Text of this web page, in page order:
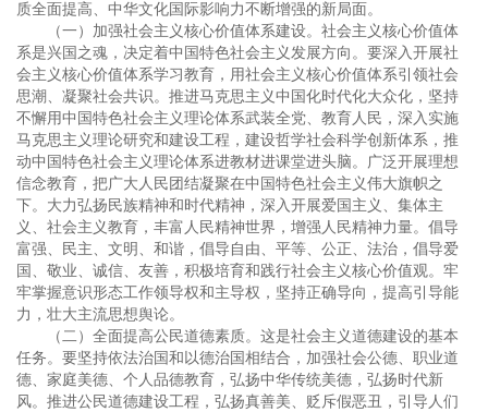
质全面提高、中华文化国际影响力不断增强的新局面。
（一）加强社会主义核心价值体系建设。社会主义核心价值体
系是兴国之魂，决定着中国特色社会主义发展方向。要深入开展社
会主义核心价值体系学习教育，用社会主义核心价值体系引领社会
思潮、凝聚社会共识。推进马克思主义中国化时代化大众化，坚持
不懈用中国特色社会主义理论体系武装全党、教育人民，深入实施
马克思主义理论研究和建设工程，建设哲学社会科学创新体系，推
动中国特色社会主义理论体系进教材进课堂进头脑。广泛开展理想
信念教育，把广大人民团结凝聚在中国特色社会主义伟大旗帜之
下。大力弘扬民族精神和时代精神，深入开展爱国主义、集体主
义、社会主义教育，丰富人民精神世界，增强人民精神力量。倡导
富强、民主、文明、和谐，倡导自由、平等、公正、法治，倡导爱
国、敬业、诚信、友善，积极培育和践行社会主义核心价值观。牢
牢掌握意识形态工作领导权和主导权，坚持正确导向，提高引导能
力，壮大主流思想舆论。
（二）全面提高公民道德素质。这是社会主义道德建设的基本
任务。要坚持依法治国和以德治国相结合，加强社会公德、职业道
德、家庭美德、个人品德教育，弘扬中华传统美德，弘扬时代新
风。推进公民道德建设工程，弘扬真善美、贬斥假恶丑，引导人们